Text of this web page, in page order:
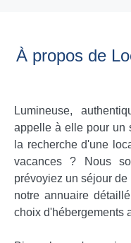
À propos de
Lumineuse,
appelle à elle pour un
la recherche d'une
vacances ? Nous
prévoyiez un séjour
notre annuaire
choix d'hébergements